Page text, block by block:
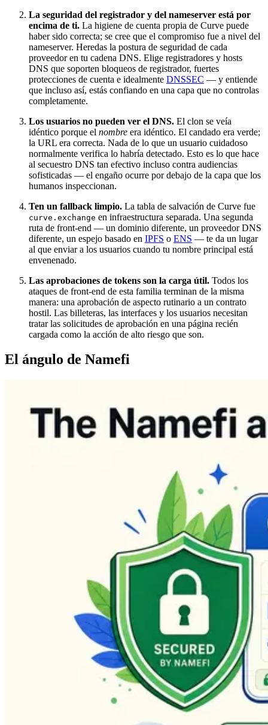
La seguridad del registrador y del nameserver está por
encima de ti. La higiene de cuenta propia de Curve puede
haber sido correcta; se cree que el compromiso fue a nivel del
nameserver. Heredas la postura de seguridad de cada
proveedor en tu cadena DNS. Elige registradores y hosts
DNS que soporten bloqueos de registrador, fuertes
protecciones de cuenta e idealmente DNSSEC — y entiende
que incluso así, estás confiando en una capa que no controlas
completamente.
Los usuarios no pueden ver el DNS. El clon se veía
idéntico porque el nombre era idéntico. El candado era verde;
la URL era correcta. Nada de lo que un usuario cuidadoso
normalmente verifica lo habría detectado. Esto es lo que hace
al secuestro DNS tan efectivo incluso contra audiencias
sofisticadas — el engaño ocurre por debajo de la capa que los
humanos inspeccionan.
Ten un fallback limpio. La tabla de salvación de Curve fue
curve.exchange en infraestructura separada. Una segunda
ruta de front-end — un dominio diferente, un proveedor DNS
diferente, un espejo basado en IPFS o ENS — te da un lugar
al que enviar a los usuarios cuando tu nombre principal está
envenenado.
Las aprobaciones de tokens son la carga útil. Todos los
ataques de front-end de esta familia terminan de la misma
manera: una aprobación de aspecto rutinario a un contrato
hostil. Las billeteras, las interfaces y los usuarios necesitan
tratar las solicitudes de aprobación en una página recién
cargada como la acción de alto riesgo que son.
El ángulo de Namefi